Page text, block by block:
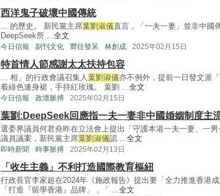
西洋鬼子破壞中國傳統
... 的歷史。 新民黨主席葉劉淑儀直言，「一夫一妻」並非中國
DeepSeek所 ...全文
今日信報 副刊文化 嚮往發呆 林創成 2025年02月15日
特首情人節感謝太太扶持包容
... 相」的行政會議召集人葉劉淑儀亦不例外，提前一日發文派
着綠色連身裙，手持紅玫瑰。 葉劉 ...全文
今日信報 政壇脈搏 2025年02月15日
葉劉:DeepSeek回應指一夫一妻非中國婚姻制度主
選委界議員何君堯昨在立法會上提出「守護本港一夫一妻、一
議員議案，新民黨主席葉劉淑儀認 ...全文
即時新聞 時事脈搏 2025年02月13日
「收生主義」不利打造國際教育樞紐
行政長官李家超在2024年《施政報告》提出要「全力推進香港
「打造『留學香港』品牌」，「 ...全文